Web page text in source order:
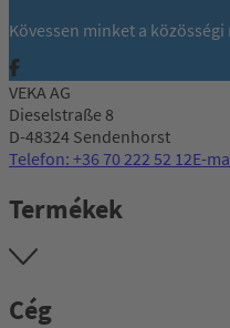
Kövessen minket a
VEKA AG
Dieselstraße 8
D-48324 Sendenhorst
Telefon: +36 70 222 52 12E-
Termékek
Cég